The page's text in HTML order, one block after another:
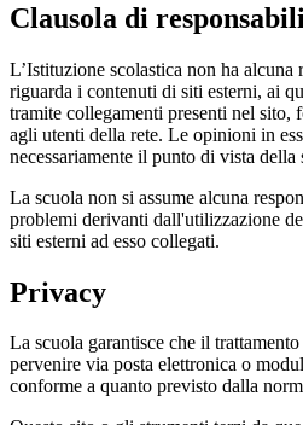
Clausola di
L’Istituzione scolastica non ha alcuna
riguarda i contenuti di siti esterni, ai
tramite collegamenti presenti nel sito,
agli utenti della rete. Le opinioni in
necessariamente il punto di vista della
La scuola non si assume alcuna
problemi derivanti dall'utilizzazione
siti esterni ad esso collegati.
Privacy
La scuola garantisce che il
pervenire via posta elettronica o
conforme a quanto previsto dalla